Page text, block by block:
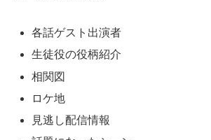
各話ゲスト出演者
生徒役の役柄紹介
相関図
ロケ地
見逃し配信情報